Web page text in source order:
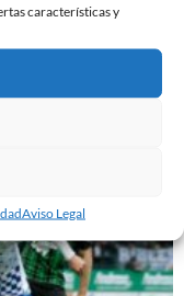
características y
Aviso Legal
LEONESA